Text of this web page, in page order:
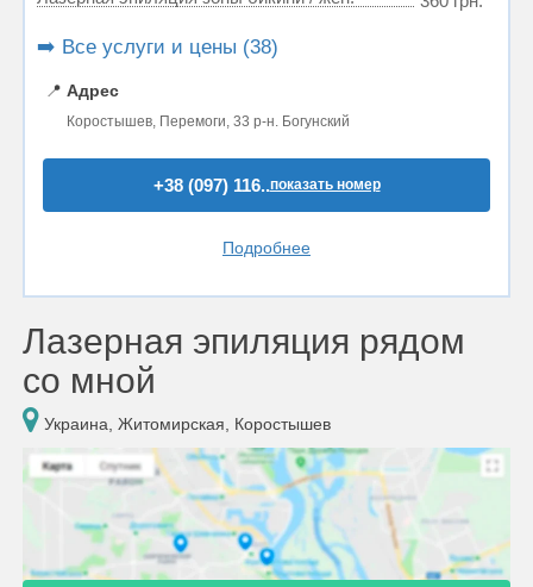
➡️ Все услуги и цены (38)
📍 Адрес
Коростышев, Перемоги, 33 р-н. Богунский
+38 (097) 116..показать номер
Подробнее
Лазерная эпиляция рядом
со мной
Украина, Житомирская, Коростышев